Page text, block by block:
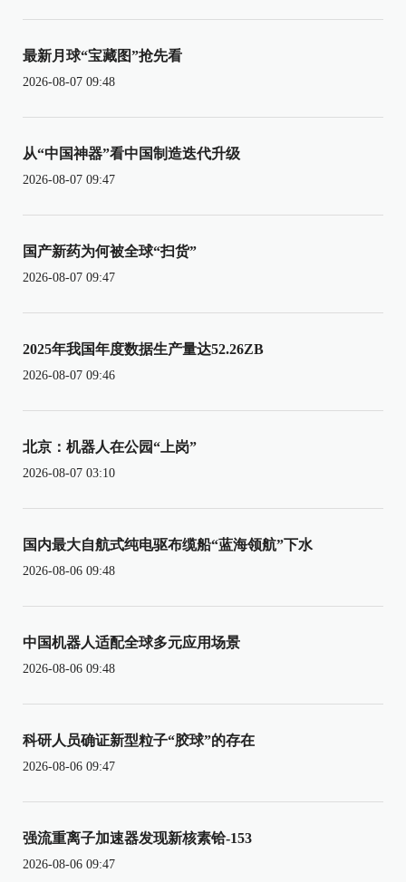
最新月球“宝藏图”抢先看
2026-08-07 09:48
从“中国神器”看中国制造迭代升级
2026-08-07 09:47
国产新药为何被全球“扫货”
2026-08-07 09:47
2025年我国年度数据生产量达52.26ZB
2026-08-07 09:46
北京：机器人在公园“上岗”
2026-08-07 03:10
国内最大自航式纯电驱布缆船“蓝海领航”下水
2026-08-06 09:48
中国机器人适配全球多元应用场景
2026-08-06 09:48
科研人员确证新型粒子“胶球”的存在
2026-08-06 09:47
强流重离子加速器发现新核素铪-153
2026-08-06 09:47